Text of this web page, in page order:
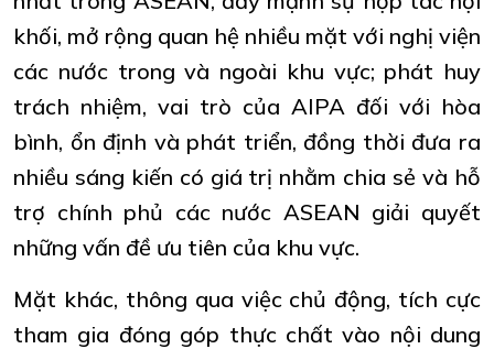
khối, mở rộng quan hệ nhiều mặt với nghị viện
các nước trong và ngoài khu vực; phát huy
trách nhiệm, vai trò của AIPA đối với hòa
bình, ổn định và phát triển, đồng thời đưa ra
nhiều sáng kiến có giá trị nhằm chia sẻ và hỗ
trợ chính phủ các nước ASEAN giải quyết
những vấn đề ưu tiên của khu vực.
Mặt khác, thông qua việc chủ động, tích cực
tham gia đóng góp thực chất vào nội dung